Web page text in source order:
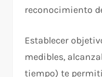
reconocimiento
Establecer
medibles,
tiempo) te